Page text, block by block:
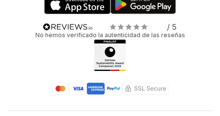
/ 5
No hemos verificado la autenticidad de las reseñas